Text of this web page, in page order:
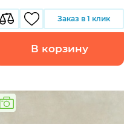
Заказ в 1 клик
В корзину